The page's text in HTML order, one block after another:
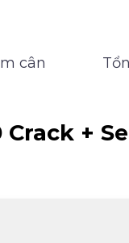
cân
Crack +